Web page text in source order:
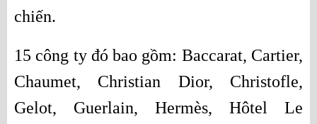
chiến.
15 công ty đó bao gồm: Baccarat, Cartier,
Chaumet, Christian Dior, Christofle,
Gelot, Guerlain, Hermès, Hôtel Le